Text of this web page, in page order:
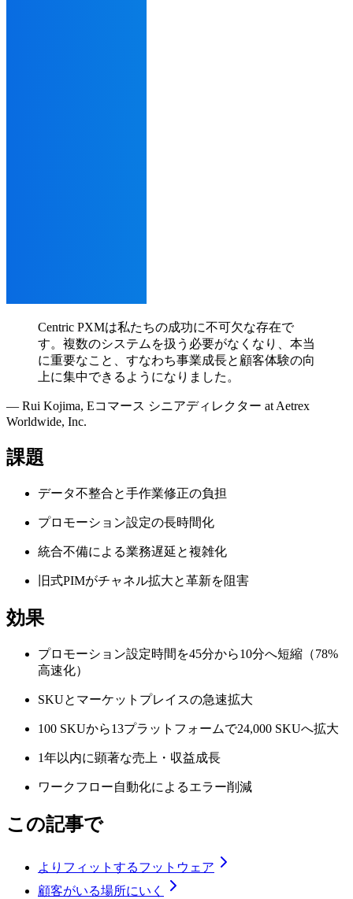
Centric PXMは私たちの成功に不可欠な存在で
す。 複数のシステムを扱う 必要がなくなり、 本当
に重要なこと、 すなわち事業成長と 顧客体験の向
上に集中できるようになりました。
— Rui Kojima, Eコマース シニアディレクター at Aetrex
Worldwide, Inc.
課題
データ不整合と手作業修正の負担
プロモーション設定の長時間化
統合不備による業務遅延と複雑化
旧式PIMがチャネル拡大と革新を阻害
効果
プロモーション設定時間を45分から10分へ短縮（78%
高速化）
SKUとマーケットプレイスの急速拡大
100 SKUから13プラットフォームで24,000 SKUへ拡大
1年以内に顕著な売上・収益成長
ワークフロー自動化によるエラー削減
この記事で
よりフィットするフットウェア
顧客がいる場所にいく